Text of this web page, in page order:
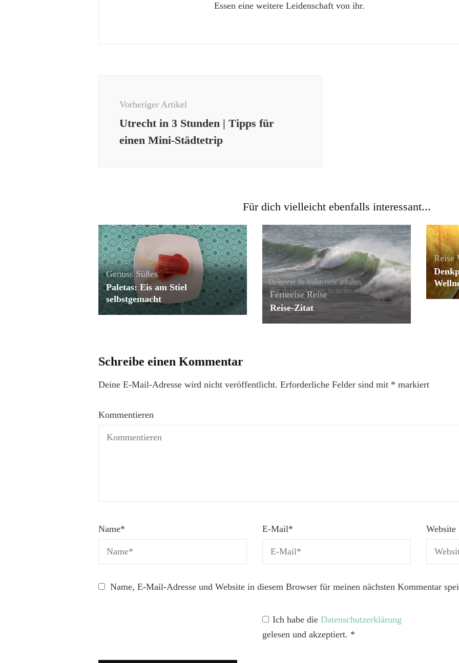
Essen eine weitere Leidenschaft von ihr.
Vorheriger Artikel
Utrecht in 3 Stunden | Tipps für
einen Mini-Städtetrip
Für dich vielleicht ebenfalls interessant...
Genuss Süßes
Paletas: Eis am Stiel
selbstgemacht
Fernreise Reise
Reise-Zitat
Reise
Schreibe einen Kommentar
Deine E-Mail-Adresse wird nicht veröffentlicht. Erforderliche Felder sind mit * markiert
Kommentieren
Name* E-Mail* Website
Name, E-Mail-Adresse und Website in diesem Browser für meinen nächsten Kommentar
Ich habe die Datenschutzerklärung
gelesen und akzeptiert. *